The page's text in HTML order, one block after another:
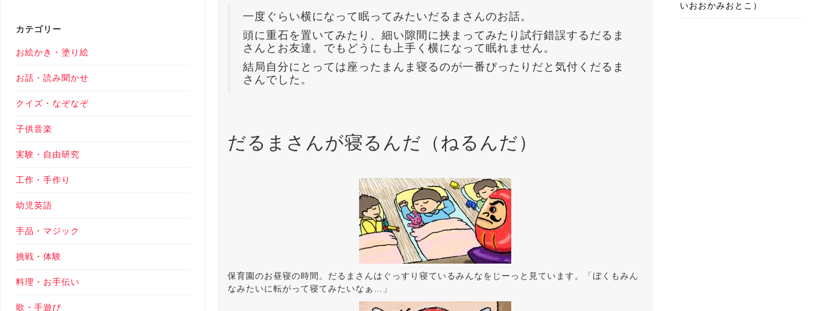
一度ぐらい横になって眠ってみたいだるまさんのお話。
頭に重石を置いてみたり、細い隙間に挟まってみたり試行錯誤するだるま
さんとお友達。でもどうにも上手く横になって眠れません。
結局自分にとっては座ったまんま寝るのが一番ぴったりだと気付くだるま
さんでした。
だるまさんが寝るんだ（ねるんだ）
保育園のお昼寝の時間。だるまさんはぐっすり寝ているみんなをじーっと見ています。「ぼくもみん
なみたいに転がって寝てみたいなぁ…」
いおおかみおとこ）
カテゴリー
お絵かき・塗り絵
お話・読み聞かせ
クイズ・なぞなぞ
子供音楽
実験・自由研究
工作・手作り
幼児英語
手品・マジック
挑戦・体験
料理・お手伝い
歌・手遊び